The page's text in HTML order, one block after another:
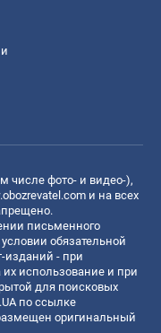
числе фото- и видео-),
и на всех
письменного
обязательной
изданий - при
использование и при
для поисковых
по ссылке
оригинальный